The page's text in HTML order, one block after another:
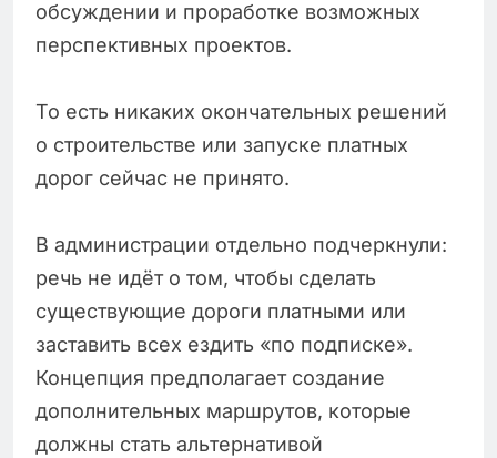
обсуждении и проработке возможных
перспективных проектов.
То есть никаких окончательных решений
о строительстве или запуске платных
дорог сейчас не принято.
В администрации отдельно подчеркнули:
речь не идёт о том, чтобы сделать
существующие дороги платными или
заставить всех ездить «по подписке».
Концепция предполагает создание
дополнительных маршрутов, которые
должны стать альтернативой